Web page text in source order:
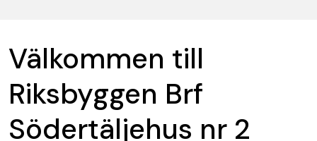
Välkommen till
Riksbyggen Brf
Södertäljehus nr 2